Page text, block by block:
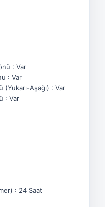
: Var
: Var
Aşağı) : Var
: Var
: 24 Saat